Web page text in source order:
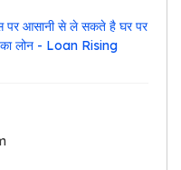
आसानी से ले सकते है घर पर
लोन - Loan Rising